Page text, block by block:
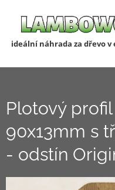
ideální náhrada za dřevo
Plotový
90x13mm s
- odstín